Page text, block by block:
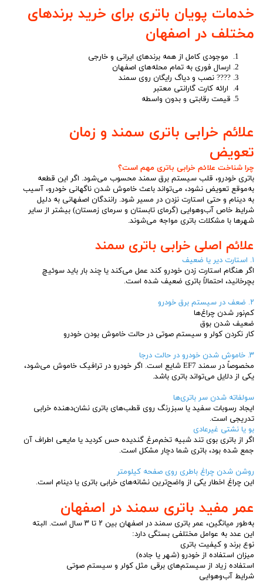
خدمات پویان باتری برای خرید برندهای
مختلف در اصفهان
موجودی کامل از همه برندهای ایرانی و خارجی
ارسال فوری به تمام محله‌های اصفهان
???? نصب و دیاگ رایگان روی سمند
ارائه کارت گارانتی معتبر
قیمت رقابتی و بدون واسطه
علائم خرابی باتری سمند و زمان
تعویض
چرا شناخت علائم خرابی باتری مهم است؟
باتری خودرو، قلب سیستم برق سمند محسوب می‌شود. اگر این قطعه
به‌موقع تعویض نشود، می‌تواند باعث خاموش شدن ناگهانی خودرو، آسیب
به دینام و حتی استارت نزدن در مسیر شود. رانندگان اصفهانی به دلیل
شرایط خاص آب‌وهوایی (گرمای تابستان و سرمای زمستان) بیشتر از سایر
شهرها با مشکلات باتری مواجه می‌شوند.
علائم اصلی خرابی باتری سمند
۱. استارت دیر یا ضعیف
اگر هنگام استارت زدن خودرو کند عمل می‌کند یا چند بار باید سوئیچ
بچرخانید، احتمالاً باتری ضعیف شده است.
۲. ضعف در سیستم برق خودرو
کم‌نور شدن چراغ‌ها
ضعیف شدن بوق
کار نکردن کولر و سیستم صوتی در حالت خاموش بودن خودرو
۳. خاموش شدن خودرو در حالت درجا
مخصوصاً در سمند EF7 شایع است. اگر خودرو در ترافیک خاموش می‌شود،
یکی از دلایل می‌تواند باتری باشد.
سولفاته شدن سر باتری‌ها
ایجاد رسوبات سفید یا سبزرنگ روی قطب‌های باتری نشان‌دهنده خرابی
تدریجی است.
بو یا نشتی غیرعادی
اگر از باتری بوی تند شبیه تخم‌مرغ گندیده حس کردید یا مایعی اطراف آن
جمع شده بود، باتری شما دچار مشکل است.
روشن شدن چراغ باطری روی صفحه کیلومتر
این چراغ اخطار یکی از واضح‌ترین نشانه‌های خرابی باتری یا دینام است.
عمر مفید باتری سمند در اصفهان
به‌طور میانگین، عمر باتری سمند در اصفهان بین ۲ تا ۳ سال است. البته
این عدد به عوامل مختلفی بستگی دارد:
نوع برند و کیفیت باتری
میزان استفاده از خودرو (شهر یا جاده)
استفاده زیاد از سیستم‌های برقی مثل کولر و سیستم صوتی
شرایط آب‌وهوایی